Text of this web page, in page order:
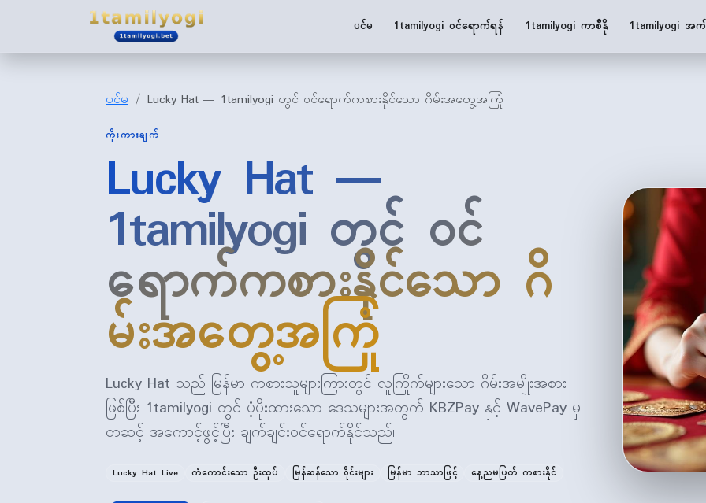
1tamilyogi ပင်မ 1tamilyogi ဝင်ရောက်ရန် 1tamilyogi ကာစီနို 1tamilyogi အ
ပင်မ Lucky Hat — 1tamilyogi တွင် ဝင်ရောက်ကစားနိုင်သော ဂိမ်းအတွေ့အကြုံ
ကိုးကားချက်
Lucky Hat —
1tamilyogi တွင် ဝင်
ရောက်ကစားနိုင်သော ဂိ
မ်းအတွေ့အကြုံ
Lucky Hat သည် မြန်မာ ကစားသူများကြားတွင် လူကြိုက်များသော ဂိမ်းအမျိုးအစား
ဖြစ်ပြီး 1tamilyogi တွင် ပံ့ပိုးထားသော ဒေသများအတွက် KBZPay နှင့် WavePay မှ
တဆင့် အကောင့်ဖွင့်ပြီး ချက်ချင်းဝင်ရောက်နိုင်သည်။
Lucky Hat Live ကံကောင်းသော ဦးထုပ် မြန်ဆန်သော ဝိုင်းများ မြန်မာ ဘာသာဖြင့် နေ့ညမပြတ် ကစားနိုင်